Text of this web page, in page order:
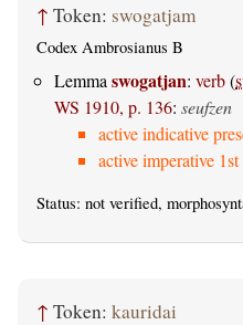
↑ Token: swogatjam
Codex Ambrosianus B
Lemmaswogatjan: verb(
WS 1910, p. 136: seufzen
active indicative
active imperative
Status: not verified,
↑ Token: kauridai